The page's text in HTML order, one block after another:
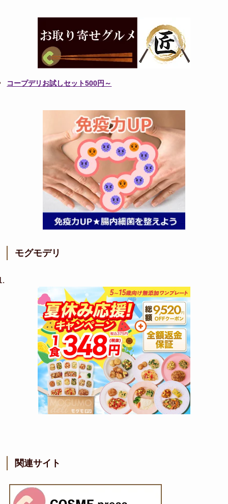
コープデリお試しセット500円～
モグモデリ
関連サイト